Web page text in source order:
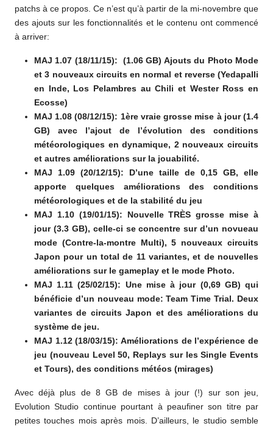
patchs à ce propos. Ce n’est qu’à partir de la mi-novembre que
des ajouts sur les fonctionnalités et le contenu ont commencé
à arriver:
MAJ 1.07 (18/11/15): (1.06 GB) Ajouts du Photo Mode
et 3 nouveaux circuits en normal et reverse (Yedapalli
en Inde, Los Pelambres au Chili et Wester Ross en
Ecosse)
MAJ 1.08 (08/12/15): 1ère vraie grosse mise à jour (1.4
GB) avec l’ajout de l’évolution des conditions
météorologiques en dynamique, 2 nouveaux circuits
et autres améliorations sur la jouabilité.
MAJ 1.09 (20/12/15): D’une taille de 0,15 GB, elle
apporte quelques améliorations des conditions
météorologiques et de la stabilité du jeu
MAJ 1.10 (19/01/15): Nouvelle TRÈS grosse mise à
jour (3.3 GB), celle-ci se concentre sur d’un novueau
mode (Contre-la-montre Multi), 5 nouveaux circuits
Japon pour un total de 11 variantes, et de nouvelles
améliorations sur le gameplay et le mode Photo.
MAJ 1.11 (25/02/15): Une mise à jour (0,69 GB) qui
bénéficie d’un nouveau mode: Team Time Trial. Deux
variantes de circuits Japon et des améliorations du
système de jeu.
MAJ 1.12 (18/03/15): Améliorations de l’expérience de
jeu (nouveau Level 50, Replays sur les Single Events
et Tours), des conditions météos (mirages)
Avec déjà plus de 8 GB de mises à jour (!) sur son jeu,
Evolution Studio continue pourtant à peaufiner son titre par
petites touches mois après mois. D’ailleurs, le studio semble